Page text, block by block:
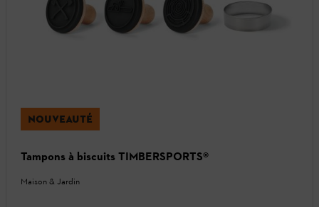
NOUVEAUTÉ
Tampons à biscuits TIMBERSPORTS®
Maison & Jardin